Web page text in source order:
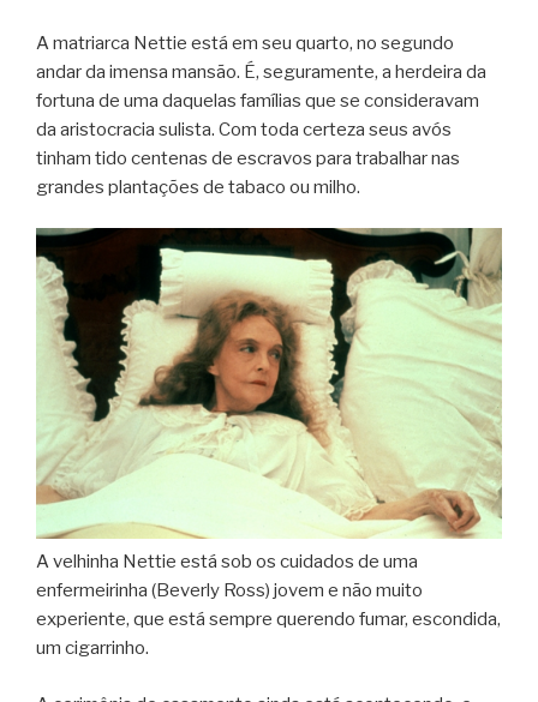
A matriarca Nettie está em seu quarto, no segundo
andar da imensa mansão. É, seguramente, a herdeira da
fortuna de uma daquelas famílias que se consideravam
da aristocracia sulista. Com toda certeza seus avós
tinham tido centenas de escravos para trabalhar nas
grandes plantações de tabaco ou milho.
A velhinha Nettie está sob os cuidados de uma
enfermeirinha (Beverly Ross) jovem e não muito
experiente, que está sempre querendo fumar, escondida,
um cigarrinho.